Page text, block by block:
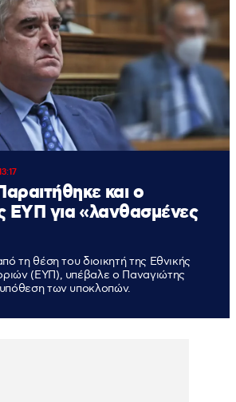
και ο
ΕΥΠ για «λανθασμένες
τη θέση του διοικητή της Εθνικής
(ΕΥΠ), υπέβαλε ο Παναγιώτης
των υποκλοπών.